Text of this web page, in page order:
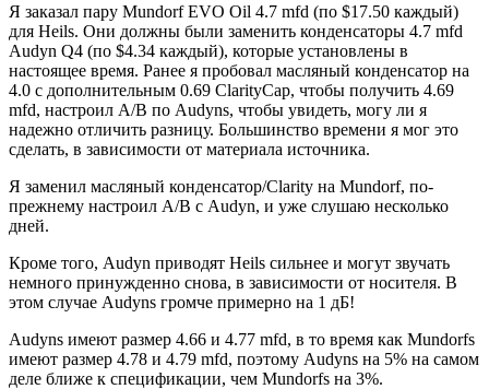
Я заказал пару Mundorf EVO Oil 4.7 mfd (по $17.50 каждый)
для Heils. Они должны были заменить конденсаторы 4.7 mfd
Audyn Q4 (по $4.34 каждый), которые установлены в
настоящее время. Ранее я пробовал масляный конденсатор на
4.0 с дополнительным 0.69 ClarityCap, чтобы получить 4.69
mfd, настроил A/B по Audyns, чтобы увидеть, могу ли я
надежно отличить разницу. Большинство времени я мог это
сделать, в зависимости от материала источника.
Я заменил масляный конденсатор/Clarity на Mundorf, по-
прежнему настроил A/B с Audyn, и уже слушаю несколько
дней.
Кроме того, Audyn приводят Heils сильнее и могут звучать
немного принужденно снова, в зависимости от носителя. В
этом случае Audyns громче примерно на 1 дБ!
Audyns имеют размер 4.66 и 4.77 mfd, в то время как Mundorfs
имеют размер 4.78 и 4.79 mfd, поэтому Audyns на 5% на самом
деле ближе к спецификации, чем Mundorfs на 3%.